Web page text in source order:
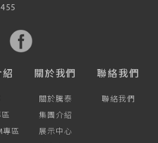
紹
區
專區
關於我們
關於騰泰
集團介紹
展示中心
聯絡我們
聯絡我們